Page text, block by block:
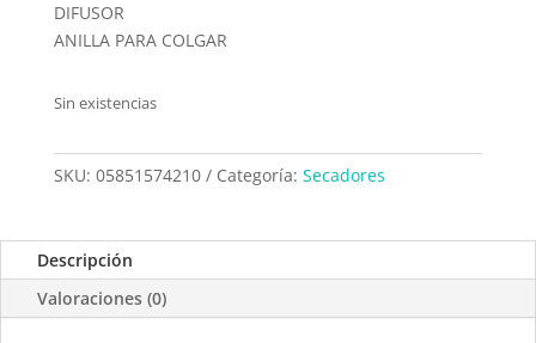
DIFUSOR
ANILLA PARA COLGAR
Sin existencias
SKU: 05851574210 Categoría: Secadores
Descripción
Valoraciones (0)